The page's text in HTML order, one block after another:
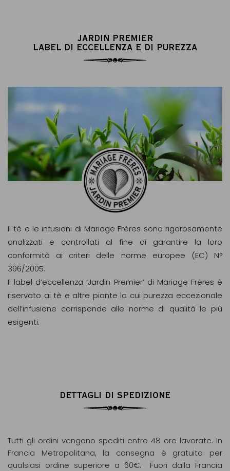
JARDIN PREMIER
LABEL DI ECCELLENZA E DI PUREZZA
Il tè e le infusioni di Mariage Frères sono rigorosamente
analizzati e controllati al fine di garantire la loro
conformità ai criteri delle norme europee (EC) N°
396/2005.
Il label d’eccellenza ‘Jardin Premier’ di Mariage Frères è
riservato ai tè e altre piante la cui purezza eccezionale
dell’infusione corrisponde alle norme di qualità le più
esigenti.
DETTAGLI DI SPEDIZIONE
Tutti gli ordini vengono spediti entro 48 ore lavorate. In
Francia Metropolitana, la consegna è gratuita per
qualsiasi ordine superiore a 60€. Fuori dalla Francia